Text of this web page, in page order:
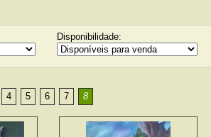
Disponibilidade:
4 5 6 7 8